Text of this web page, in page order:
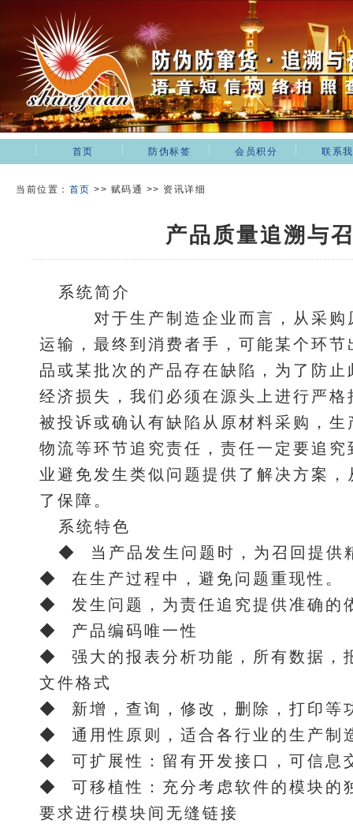
首页 防伪标签 会员积分 联系
当前位置： 首页 >> 赋码通 >> 资讯详细
产品质量追溯与
系统简介
对于生产制造企业而言，从采购
运输，最终到消费者手，可能某个环
品或某批次的产品存在缺陷，为了防
经济损失，我们必须在源头上进行严
被投诉或确认有缺陷从原材料采购，
物流等环节追究责任，责任一定要追
业避免发生类似问题提供了解决方案
了保障。
系统特色
◆ 当产品发生问题时，为召回提供
◆ 在生产过程中，避免问题重现性。
◆ 发生问题，为责任追究提供准确的
◆ 产品编码唯一性
◆ 强大的报表分析功能，所有数据，
文件格式
◆ 新增，查询，修改，删除，打印等
◆ 通用性原则，适合各行业的生产制
◆ 可扩展性：留有开发接口，可信息
◆ 可移植性：充分考虑软件的模块的
要求进行模块间无缝链接